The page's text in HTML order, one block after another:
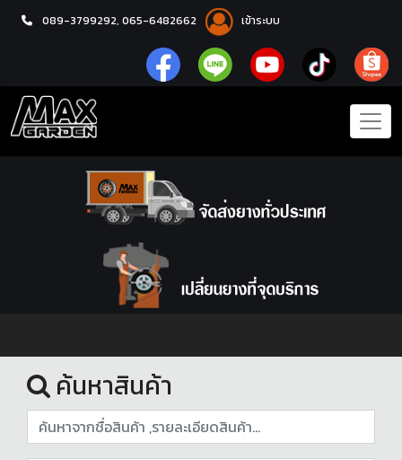
089-3799292, 065-6482662 เข้าระบบ
หน้าแรก
ค้นหาสินค้า